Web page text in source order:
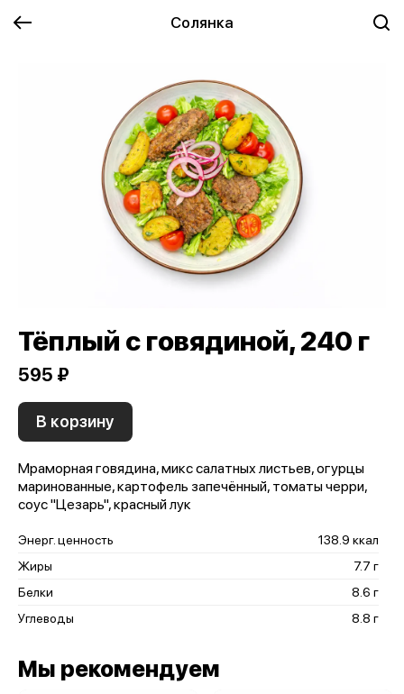
Солянка
Тёплый с говядиной, 240 г
595 ₽
В корзину
Мраморная говядина, микс салатных листьев, огурцы
маринованные, картофель запечённый, томаты черри,
соус "Цезарь", красный лук
Энерг. ценность
138.9 ккал
Жиры
7.7 г
Белки
8.6 г
Углеводы
8.8 г
Мы рекомендуем